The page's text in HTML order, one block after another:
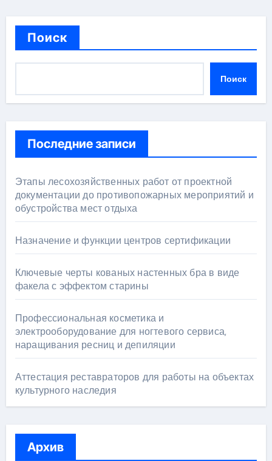
Поиск
Поиск
Последние записи
Этапы лесохозяйственных работ от проектной
документации до противопожарных мероприятий и
обустройства мест отдыха
Назначение и функции центров сертификации
Ключевые черты кованых настенных бра в виде
факела с эффектом старины
Профессиональная косметика и
электрооборудование для ногтевого сервиса,
наращивания ресниц и депиляции
Аттестация реставраторов для работы на объектах
культурного наследия
Архив